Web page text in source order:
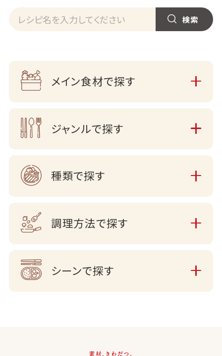
メイン食材で探す
ジャンルで探す
種類で探す
調理方法で探す
シーンで探す